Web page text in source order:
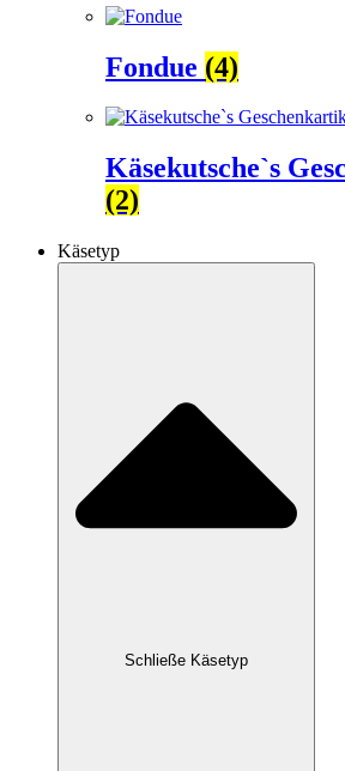
Fondue (4)
Käsekutsche`s
(2)
Käsetyp
Schließe Käsetyp